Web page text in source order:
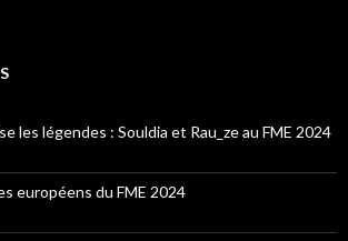
les légendes : Souldia et Rau_ze au FME 2024
européens du FME 2024